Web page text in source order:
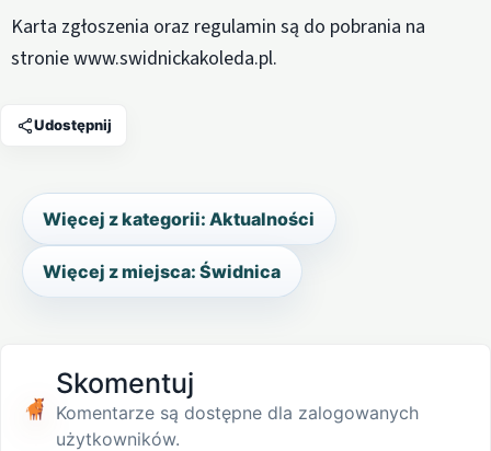
Karta zgłoszenia oraz regulamin są do pobrania na
stronie www.swidnickakoleda.pl.
Udostępnij
Więcej z kategorii: Aktualności
Więcej z miejsca: Świdnica
Skomentuj
Komentarze są dostępne dla zalogowanych
użytkowników.